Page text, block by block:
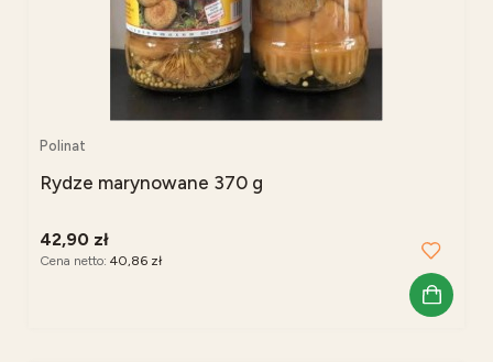
Rydze marynowane 370 g
Polinat
42,90 zł
Cena netto: 40,86 zł